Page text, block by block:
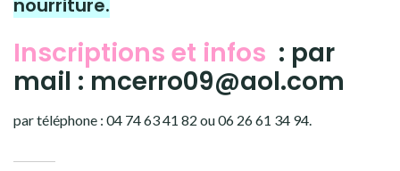
nourriture.
Inscriptions et infos : par
mail : mcerro09@aol.com
par téléphone : 04 74 63 41 82 ou 06 26 61 34 94.